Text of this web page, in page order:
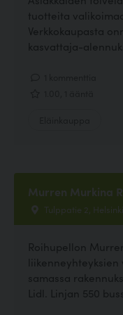
tuotteita
Verkkokaupasta
kasvattaja-
Murren Murkina
Tulppatie 2, Helsinki
Roihupellon
samassa
Lidl. Linjan 550